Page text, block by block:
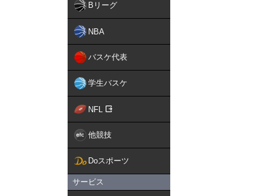
Bリーグ
NBA
バスケ代表
学生バスケ
NFL
他競技
Doスポーツ
サービス